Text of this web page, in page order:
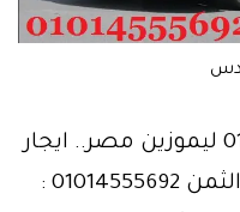
ايجار مرسيدس 01014555692 ليموزين مصر.. ايجار
سيارات مرسيدس بنصف الثمن 01014555692 :